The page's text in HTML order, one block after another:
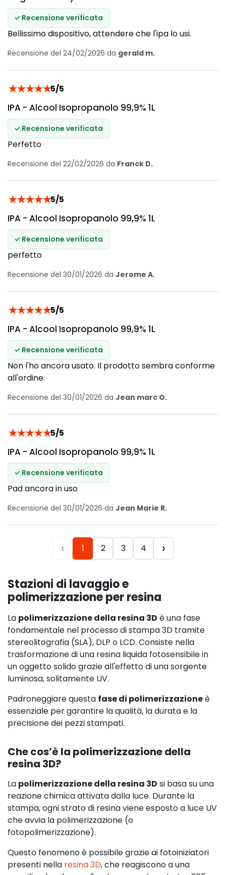
✓ Recensione verificata
Bellissimo dispositivo, attendere che l'ipa lo usi.
Recensione del 24/02/2026 da gerald m.
★★★★★5/5
IPA - Alcool Isopropanolo 99,9% 1L
✓ Recensione verificata
Perfetto
Recensione del 22/02/2026 da Franck D.
★★★★★5/5
IPA - Alcool Isopropanolo 99,9% 1L
✓ Recensione verificata
perfetto
Recensione del 30/01/2026 da Jerome A.
★★★★★5/5
IPA - Alcool Isopropanolo 99,9% 1L
✓ Recensione verificata
Non l'ho ancora usato. Il prodotto sembra conforme
all'ordine.
Recensione del 30/01/2026 da Jean marc O.
★★★★★5/5
IPA - Alcool Isopropanolo 99,9% 1L
✓ Recensione verificata
Pad ancora in uso
Recensione del 30/01/2026 da Jean Marie R.
‹ 1 2 3 4 ›
Stazioni di lavaggio e
polimerizzazione per resina
La polimerizzazione della resina 3D è una fase
fondamentale nel processo di stampa 3D tramite
stereolitografia (SLA), DLP o LCD. Consiste nella
trasformazione di una resina liquida fotosensibile in
un oggetto solido grazie all'effetto di una sorgente
luminosa, solitamente UV.
Padroneggiare questa fase di polimerizzazioneè
essenziale per garantire la qualità, la durata e la
precisione dei pezzi stampati.
Che cos’è la polimerizzazione della
resina 3D?
La polimerizzazione della resina 3D si basa su una
reazione chimica attivata dalla luce. Durante la
stampa, ogni strato di resina viene esposto a luce UV
che avvia la polimerizzazione (o
fotopolimerizzazione).
Questo fenomeno è possibile grazie ai fotoiniziatori
presenti nella resina 3D, che reagiscono a una